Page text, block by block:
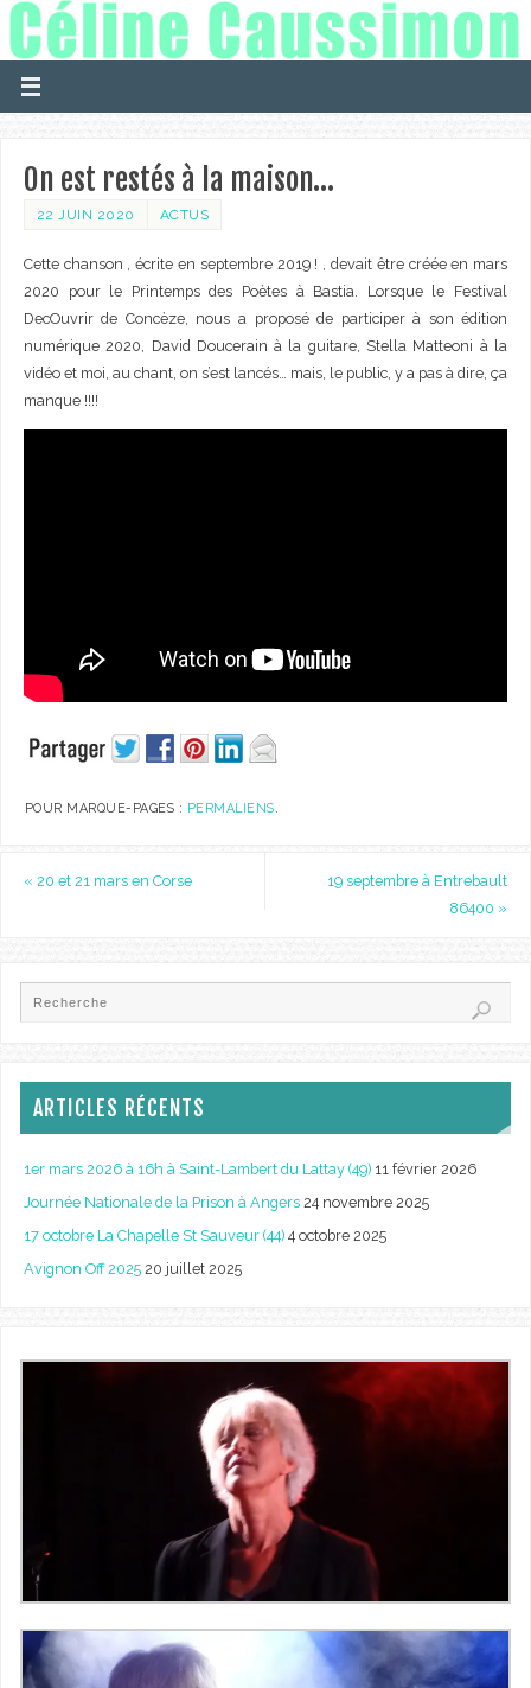
On est restés à la maison…
22 JUIN 2020 ACTUS
Cette chanson , écrite en septembre 2019 ! , devait être créée en mars
2020 pour le Printemps des Poètes à Bastia. Lorsque le Festival
DecOuvrir de Concèze, nous a proposé de participer à son édition
numérique 2020, David Doucerain à la guitare, Stella Matteoni à la
vidéo et moi, au chant, on s’est lancés… mais, le public, y a pas à dire, ça
manque !!!!
POUR MARQUE-PAGES : PERMALIENS.
« 20 et 21 mars en Corse
19 septembre à Entrebault
86400 »
ARTICLES RÉCENTS
1er mars 2026 à 16h à Saint-Lambert du Lattay (49) 11 février 2026
Journée Nationale de la Prison à Angers 24 novembre 2025
17 octobre La Chapelle St Sauveur (44) 4 octobre 2025
Avignon Off 2025 20 juillet 2025